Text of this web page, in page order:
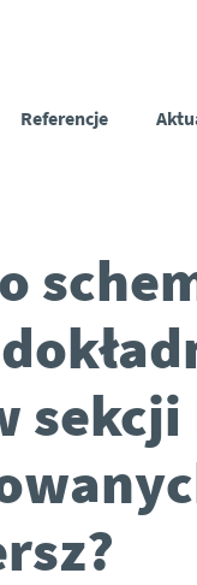
Referencje
sekcji